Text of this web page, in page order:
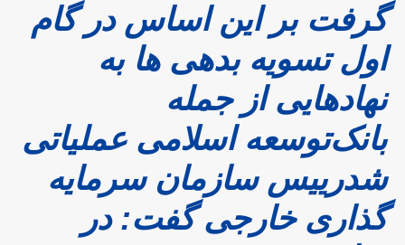
گرفت بر این اساس در گام
اول تسویه بدهی ها به
نهادهایی از جمله
بانک‌توسعه اسلامی عملیاتی
شدرییس سازمان سرمایه
گذاری خارجی گفت: در